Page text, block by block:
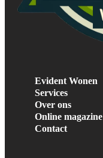
Evident Wonen
Services
Over ons
Online magazine
Contact